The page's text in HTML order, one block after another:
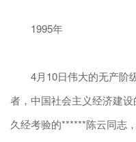
1995年
4月10日伟大的无产阶
者，中国社会主义经济建
久经考验的******陈云同志